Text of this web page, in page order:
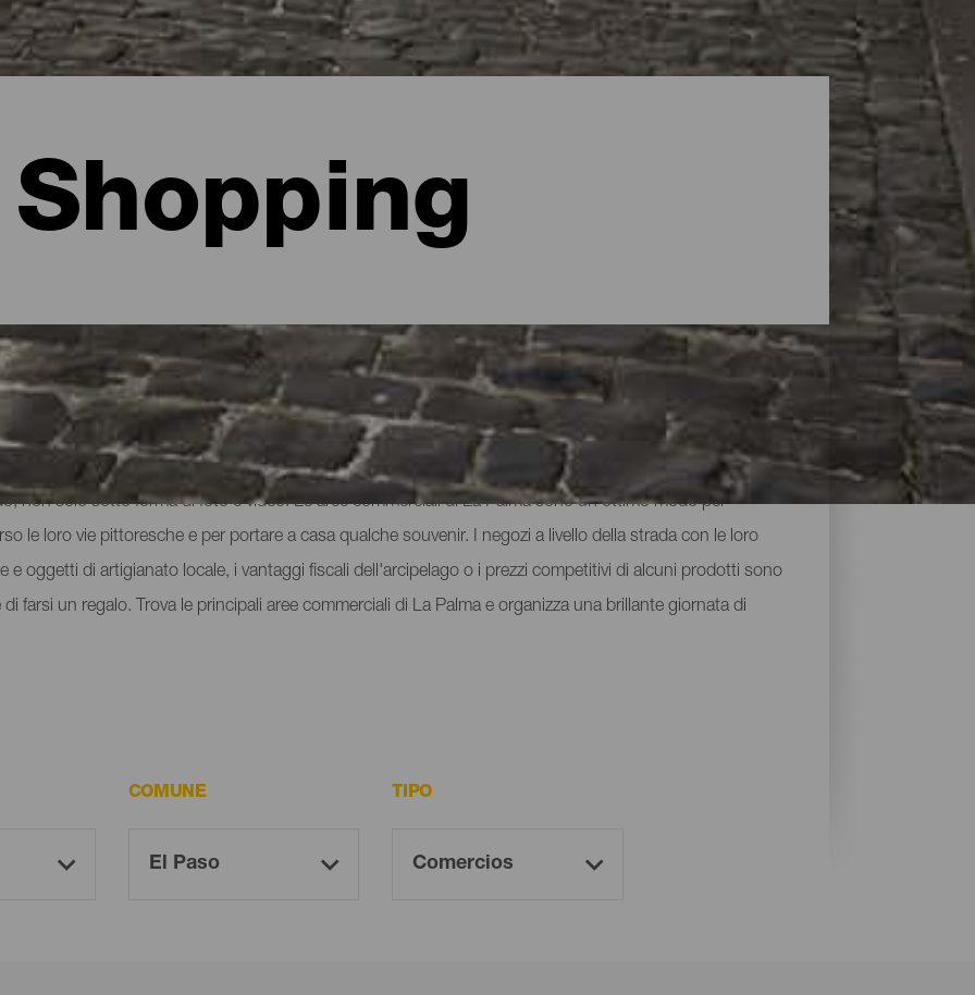
Shopping
non solo sotto forma di foto e video. Le aree commerciali di La Palma sono un ottimo modo per
le loro vie pittoresche e per portare a casa qualche souvenir. I negozi a livello della strada con le loro
e oggetti di artigianato locale, i vantaggi fiscali dell'arcipelago o i prezzi competitivi di alcuni prodotti sono
farsi un regalo. Trova le principali aree commerciali di La Palma e organizza una brillante giornata di
COMUNE TIPO